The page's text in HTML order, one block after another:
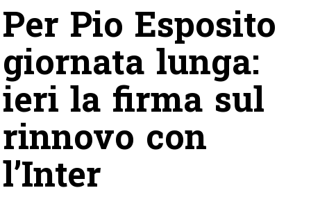
Per Pio Esposito
giornata lunga:
ieri la firma sul
rinnovo con
l’Inter